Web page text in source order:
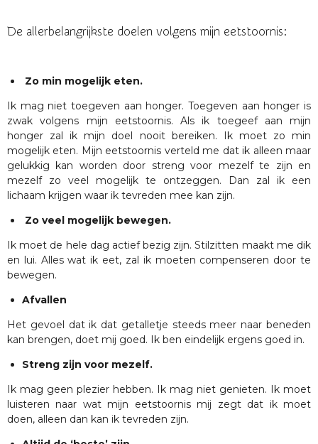
De allerbelangrijkste doelen volgens mijn eetstoornis:
Zo min mogelijk eten.
Ik mag niet toegeven aan honger. Toegeven aan honger is
zwak volgens mijn eetstoornis. Als ik toegeef aan mijn
honger zal ik mijn doel nooit bereiken. Ik moet zo min
mogelijk eten. Mijn eetstoornis verteld me dat ik alleen maar
gelukkig kan worden door streng voor mezelf te zijn en
mezelf zo veel mogelijk te ontzeggen. Dan zal ik een
lichaam krijgen waar ik tevreden mee kan zijn.
Zo veel mogelijk bewegen.
Ik moet de hele dag actief bezig zijn. Stilzitten maakt me dik
en lui. Alles wat ik eet, zal ik moeten compenseren door te
bewegen.
Afvallen
Het gevoel dat ik dat getalletje steeds meer naar beneden
kan brengen, doet mij goed. Ik ben eindelijk ergens goed in.
Streng zijn voor mezelf.
Ik mag geen plezier hebben. Ik mag niet genieten. Ik moet
luisteren naar wat mijn eetstoornis mij zegt dat ik moet
doen, alleen dan kan ik tevreden zijn.